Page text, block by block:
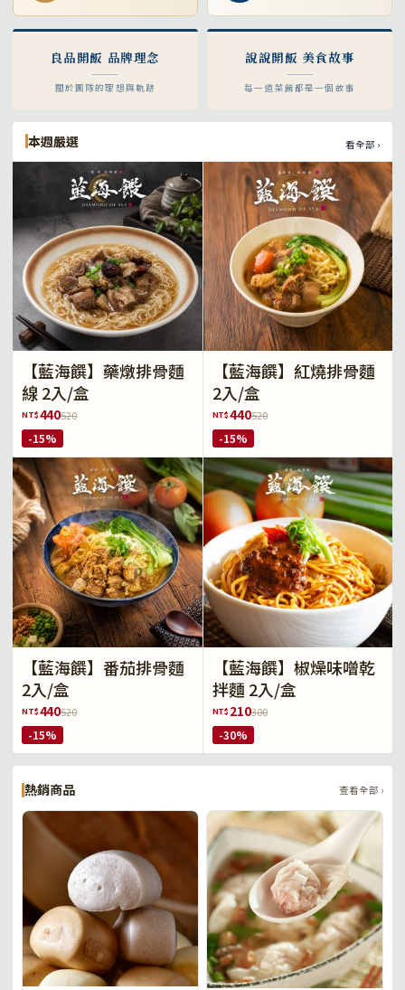
良品開飯 品牌理念
關於團隊的理想與軌跡
說說開飯 美食故事
每一道菜餚都是一個故事
本週嚴選 看全部 ›
【藍海饌】藥燉排骨麵
線 2入/盒
NT$440520
-15%
【藍海饌】紅燒排骨麵
2入/盒
NT$440520
-15%
【藍海饌】番茄排骨麵
2入/盒
NT$440520
-15%
【藍海饌】椒燥味噌乾
拌麵 2入/盒
NT$ 210300
-30%
熱銷商品 查看全部 ›